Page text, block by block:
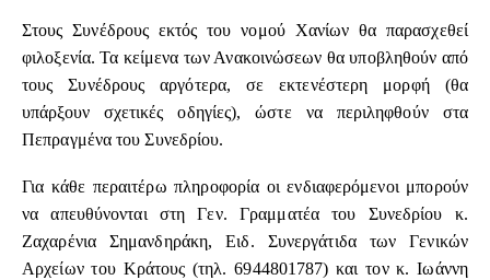
Στους Συνέδρους εκτός του νομού Χανίων θα παρασχεθεί
φιλοξενία. Τα κείμενα των Ανακοινώσεων θα υποβληθούν από
τους Συνέδρους αργότερα, σε εκτενέστερη μορφή (θα
υπάρξουν σχετικές οδηγίες), ώστε να περιληφθούν στα
Πεπραγμένα του Συνεδρίου.
Για κάθε περαιτέρω πληροφορία οι ενδιαφερόμενοι μπορούν
να απευθύνονται στη Γεν. Γραμματέα του Συνεδρίου κ.
Ζαχαρένια Σημανδηράκη, Ειδ. Συνεργάτιδα των Γενικών
Αρχείων του Κράτους (τηλ. 6944801787) και τον κ. Ιωάννη